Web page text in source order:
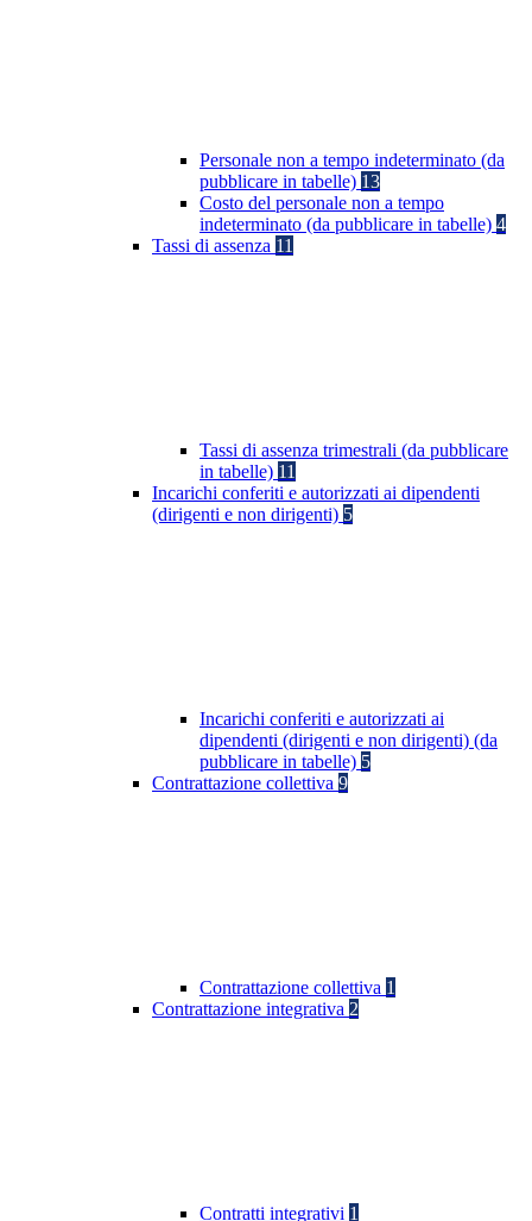
Personale non a tempo indeterminato (da
pubblicare in tabelle) 13
Costo del personale non a tempo
indeterminato (da pubblicare in tabelle) 4
Tassi di assenza 11
Tassi di assenza trimestrali (da pubblicare
in tabelle) 11
Incarichi conferiti e autorizzati ai dipendenti
(dirigenti e non dirigenti) 5
Incarichi conferiti e autorizzati ai
dipendenti (dirigenti e non dirigenti) (da
pubblicare in tabelle) 5
Contrattazione collettiva 9
Contrattazione collettiva 1
Contrattazione integrativa 2
Contratti integrativi 1